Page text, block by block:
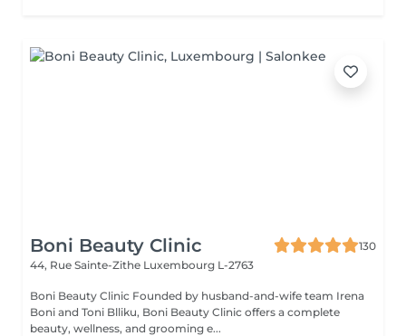
Boni Beauty Clinic
130
44, Rue Sainte-Zithe Luxembourg L-2763
Boni Beauty Clinic Founded by husband-and-wife team Irena
Boni and Toni Blliku, Boni Beauty Clinic offers a complete
beauty, wellness, and grooming e...